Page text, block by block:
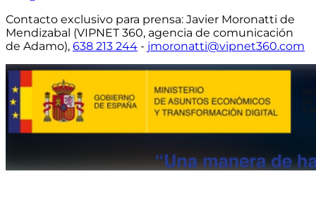
Contacto exclusivo para prensa: Javier Moronatti de
Mendizabal (VIPNET 360, agencia de comunicación
de Adamo), 638 213 244 - jmoronatti@vipnet360.com